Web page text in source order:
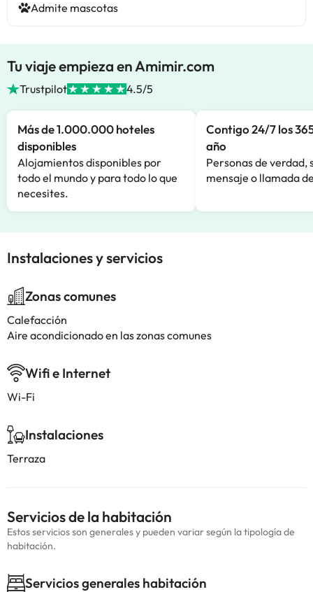
Admite mascotas
Tu viaje empieza en Amimir.com
Trustpilot 4.5/5
Más de 1.000.000 hoteles
disponibles
Alojamientos disponibles por
todo el mundo y para todo lo que
necesites.
Contigo 24/7 los
año
Personas de verdad,
mensaje o llamada
Instalaciones y servicios
Zonas comunes
Calefacción
Aire acondicionado en las zonas comunes
Wifi e Internet
Wi-Fi
Instalaciones
Terraza
Servicios de la habitación
Estos servicios son generales y pueden variar según la tipología de
habitación.
Servicios generales habitación